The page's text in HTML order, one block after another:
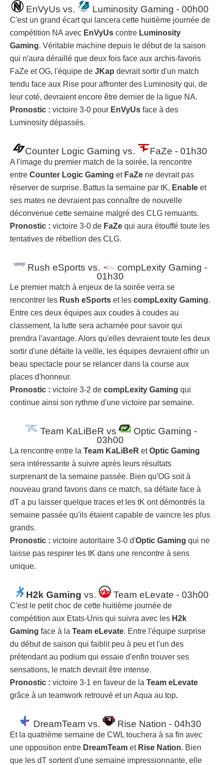
EnVyUs vs. Luminosity Gaming - 00h00
C'est un grand écart qui lancera cette huitième journée de
compétition NA avec EnVyUs contre Luminosity
Gaming. Véritable machine depuis le début de la saison
qui n'aura déraillé que deux fois face aux archis-favoris
FaZe et OG, l'équipe de JKap devrait sortir d'un match
tendu face aux Rise pour affronter des Luminosity qui, de
leur coté, devraient encore être dernier de la ligue NA.
Pronostic : victoire 3-0 pour EnVyUs face à des
Luminosity dépassés.
Counter Logic Gaming vs. FaZe - 01h30
A l'image du premier match de la soirée, la rencontre
entre Counter Logic Gaming et FaZe ne devrait pas
réserver de surprise. Battus la semaine par tK, Enable et
ses mates ne devraient pas connaître de nouvelle
déconvenue cette semaine malgré des CLG remuants.
Pronostic : victoire 3-0 de FaZe qui aura étouffé toute les
tentatives de rébellion des CLG.
Rush eSports vs.
compLexity Gaming -
01h30
Le premier match à enjeux de la soirée verra se
rencontrer les Rush eSports et les compLexity Gaming.
Entre ces deux équipes aux coudes à coudes au
classement, la lutte sera acharnée pour savoir qui
prendra l'avantage. Alors qu'elles devraient toute les deux
sortir d'une défaite la veille, les équipes devraient offrir un
beau spectacle pour se relancer dans la course aux
places d'honneur.
Pronostic : victoire 3-2 de compLexity Gaming qui
continue ainsi son rythme d'une victoire par semaine.
Team KaLiBeR vs
Optic Gaming -
03h00
La rencontre entre la Team KaLiBeR etOptic Gaming
sera intéressante à suivre après leurs résultats
surprenant de la semaine passée. Bien qu'OG soit à
nouveau grand favoris dans ce match, sa défaite face à
dT a pu laisser quelque traces et les tK ont démontrés la
semaine passée qu'ils étaient capable de vaincre les plus
grands.
Pronostic : victoire autoritaire 3-0 d'Optic Gaming qui ne
laisse pas respirer les tK dans une rencontre à sens
unique.
H2k Gaming vs. Team eLevate - 03h00
C'est le petit choc de cette huitième journée de
compétition aux Etats-Unis qui suivra avec les H2k
Gaming face à la Team eLevate. Entre l'équipe surprise
du début de saison qui faiblit peu à peu et l'un des
prétendant au podium qui essaie d'enfin trouver ses
sensations, le match devrait être intense.
Pronostic : victoire 3-1 en faveur de la Team eLevate
grâce à un teamwork retrouvé et un Aqua au top.
DreamTeam vs. Rise Nation - 04h30
Et la quatrième semaine de CWL touchera à sa fin avec
une opposition entre DreamTeam et Rise Nation. Bien
que les dT sortent d'une semaine impressionnante, elle